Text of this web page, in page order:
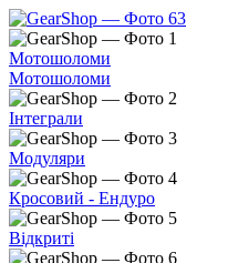
Мотошоломи
Мотошоломи
Інтеграли
Модуляри
Кросовий - Ендуро
Відкриті